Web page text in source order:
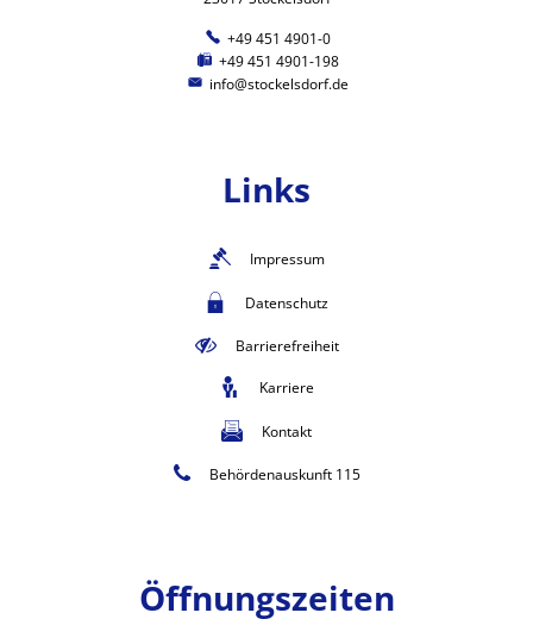
+49 451 4901-0
+49 451 4901-198
info@stockelsdorf.de
Links
Impressum
Datenschutz
Barrierefreiheit
Karriere
Kontakt
Behördenauskunft 115
Öffnungszeiten